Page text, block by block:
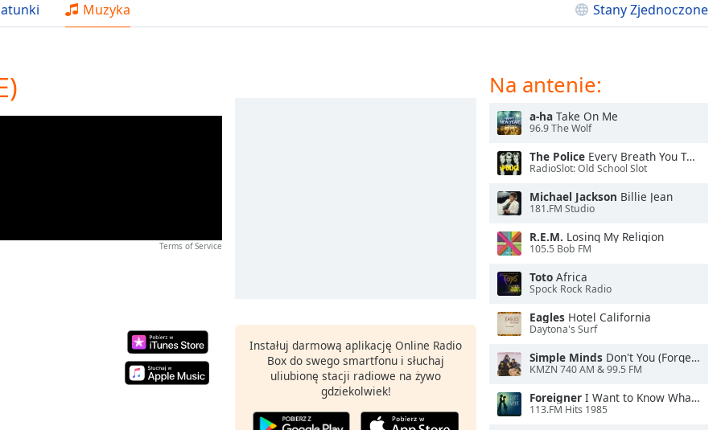
Muzyka Stany Zjednoczone
Terms of Service
Instałuj darmową aplikację Online Radio
Box do swego smartfonu i słuchaj
uliubionę stacji radiowe na żywo
gdziekolwiek!
Na antenie:
a-ha Take On Me
96.9 The Wolf
The Police Every Breath You Take
RadioSlot: Old School Slot
Michael Jackson Billie Jean
181.FM Studio
R.E.M. Losing My Religion
105.5 Bob FM
Toto Africa
Spock Rock Radio
Eagles Hotel California
Daytona's Surf
Simple Minds Don't You (Forget About Me)
KMZN 740 AM & 99.5 FM
Foreigner I Want to Know What Love Is
113.FM Hits 1985